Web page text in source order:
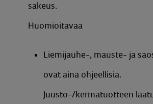
sakeus.
Huomioitavaa
Liemijauhe-, mauste- ja
ovat aina ohjeellisia.
Juusto-/kermatuotteen